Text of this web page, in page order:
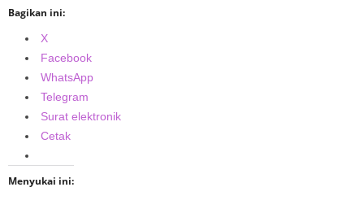
Bagikan ini:
X
Facebook
WhatsApp
Telegram
Surat elektronik
Cetak
Menyukai ini: